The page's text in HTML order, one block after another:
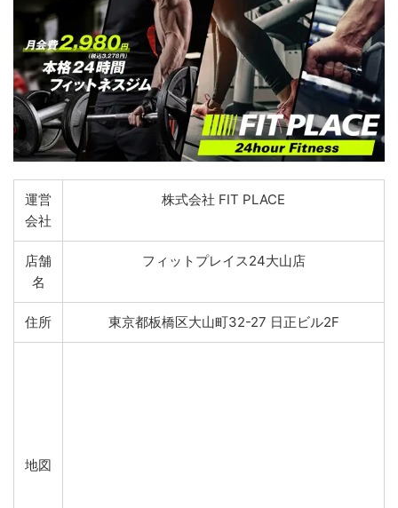
運営
会社
株式会社 FIT PLACE
店舗
名
フィットプレイス24大山店
住所 東京都板橋区大山町32-27 日正ビル2F
地図